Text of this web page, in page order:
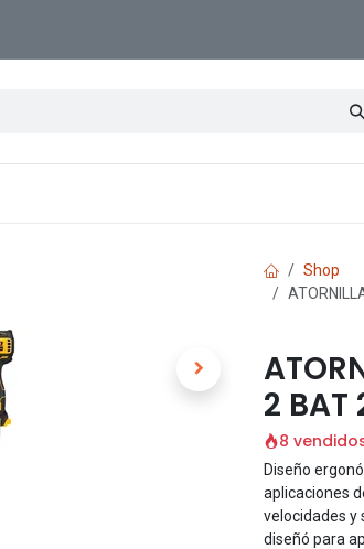
Shop
2 BAT
8
Diseño
aplicaciones
velocidades y
diseñó para